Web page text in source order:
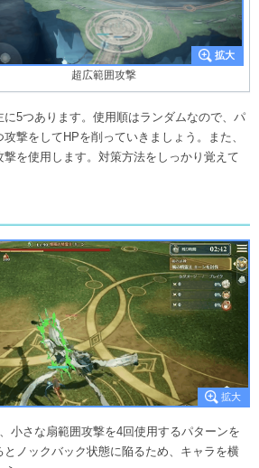
超広範囲攻撃
5つあります。使用順はランダムなので、パ
撃をしてHPを削っていきましょう。また、
を使用します。対策方法をしっかり覚えて
小さな扇範囲攻撃を4回使用するパターンを
ノックバック状態に陥るため、キャラを横